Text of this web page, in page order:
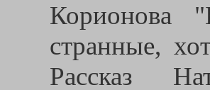
Корионова
странные,
Рассказ